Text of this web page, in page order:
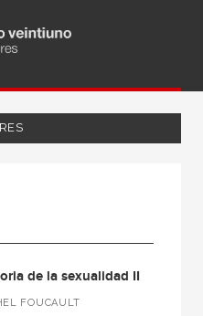
de la sexualidad II
FOUCAULT